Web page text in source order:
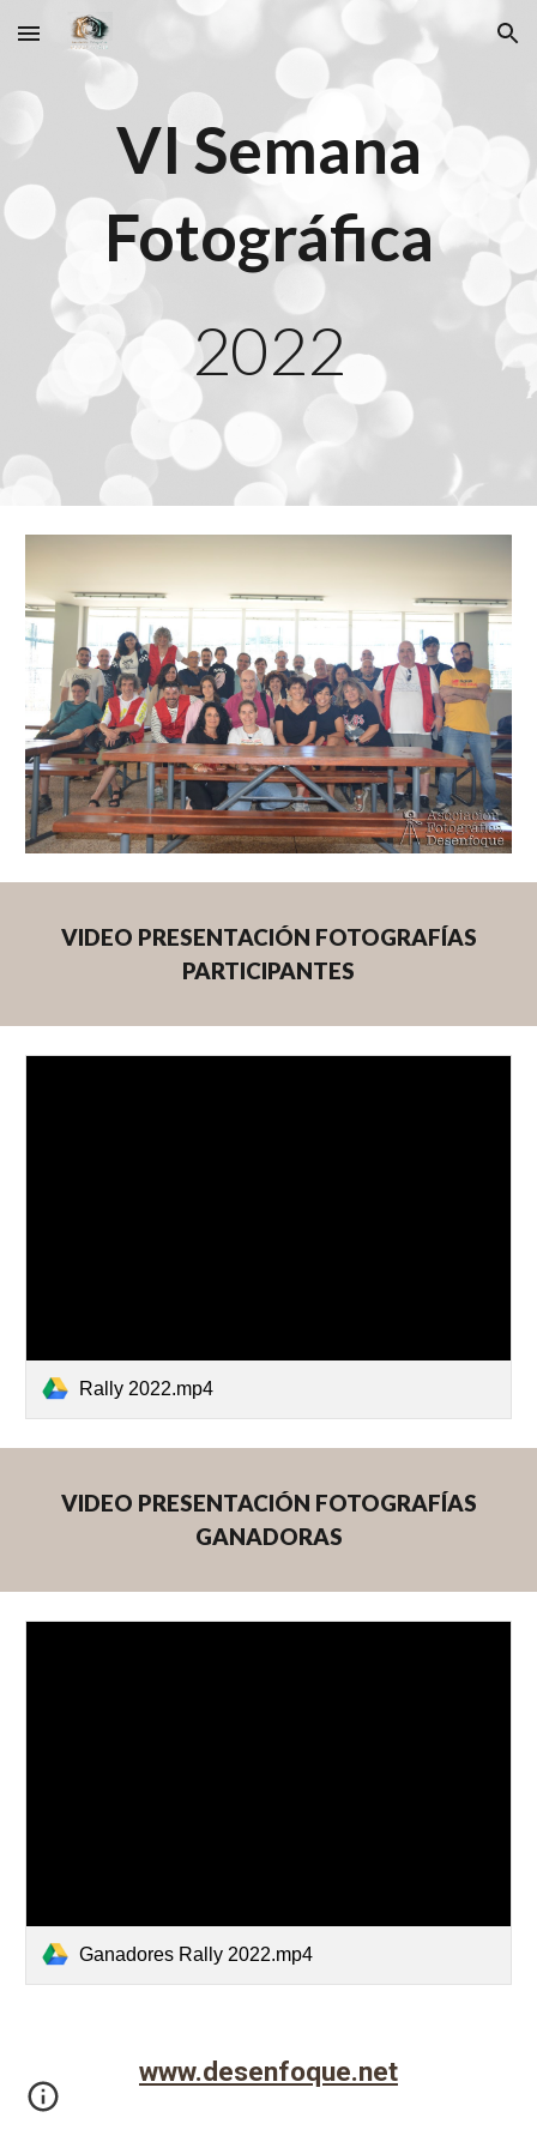
Skip to main content Skip to navigation
VI Semana
Fotográfica
2022
VIDEO PRESENTACIÓN FOTOGRAFÍAS
PARTICIPANTES
Rally 2022.mp4
VIDEO PRESENTACIÓN FOTOGRAFÍAS
GANADORAS
Ganadores Rally 2022.mp4
www.desenfoque.net